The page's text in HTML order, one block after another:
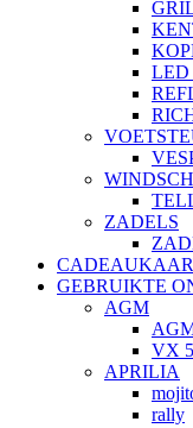
LED
ZADELS
GEBRUIKTE
AGM
VX
APRILIA
rally